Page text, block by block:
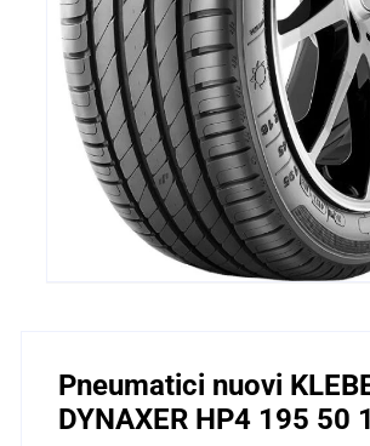
Pneumatici nuovi
DYNAXER HP4 195 50